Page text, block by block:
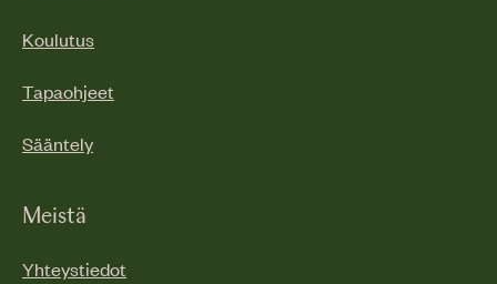
Koulutus
Tapaohjeet
Sääntely
Meistä
Yhteystiedot